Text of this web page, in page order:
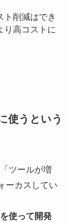
ト削減はでき
り高コストに
使うという
ツールが増
ーカスしてい
使って開発